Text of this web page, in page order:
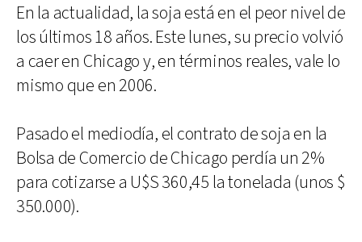
En la actualidad, la soja está en el peor nivel de
los últimos 18 años. Este lunes, su precio volvió
a caer en Chicago y, en términos reales, vale lo
mismo que en 2006.
Pasado el mediodía, el contrato de soja en la
Bolsa de Comercio de Chicago perdía un 2%
para cotizarse a U$S 360,45 la tonelada (unos $
350.000).